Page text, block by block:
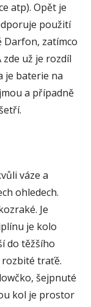
atp). Opět je
použití
zatímco
zde už je rozdíl
je baterie na
a případně
váze a
ohledech.
Je
je kolo
do těžšího
rozbité traťě.
wčko, šejpnuté
kol je prostor